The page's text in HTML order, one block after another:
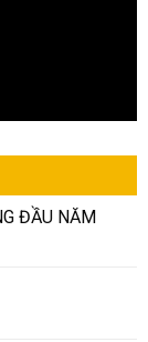
ĐẦU NĂM